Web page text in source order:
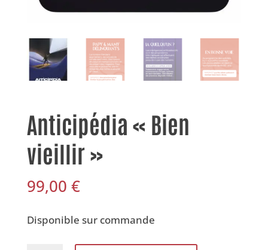
Anticipédia « Bien
vieillir »
99,00 €
Disponible sur commande